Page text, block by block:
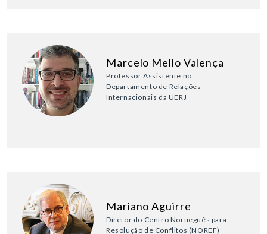
Marcelo Mello Valença
Professor Assistente no
Departamento de Relações
Internacionais da UERJ
Mariano Aguirre
Diretor do Centro Norueguês para
Resolução de Conflitos (NOREF)